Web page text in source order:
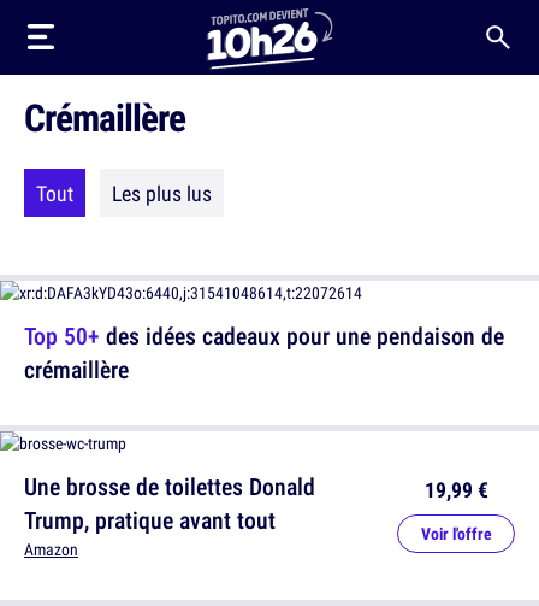
Crémaillère
Tout Les plus lus
Top 50+ des idées cadeaux pour une pendaison de
crémaillère
Une brosse de toilettes Donald
Trump, pratique avant tout
Amazon
19,99 €
Voir l'offre